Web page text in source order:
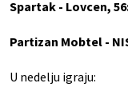
Spartak - Lovcen,
Partizan Mobtel -
U nedelju igraju: